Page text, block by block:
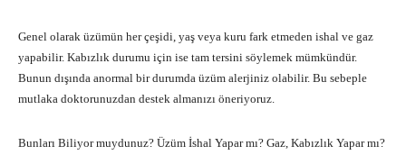
Genel olarak üzümün her çeşidi, yaş veya kuru fark etmeden ishal ve gaz
yapabilir. Kabızlık durumu için ise tam tersini söylemek mümkündür.
Bunun dışında anormal bir durumda üzüm alerjiniz olabilir. Bu sebeple
mutlaka doktorunuzdan destek almanızı öneriyoruz.
Bunları Biliyor muydunuz? Üzüm İshal Yapar mı? Gaz, Kabızlık Yapar mı?